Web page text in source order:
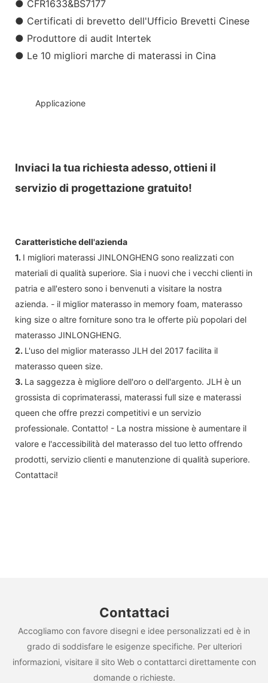
● CFR1633&BS7177
● Certificati di brevetto dell'Ufficio Brevetti Cinese
● Produttore di audit Intertek
● Le 10 migliori marche di materassi in Cina
Applicazione
Inviaci la tua richiesta adesso, ottieni il
servizio di progettazione gratuito!
Caratteristiche dell'azienda
1. I migliori materassi JINLONGHENG sono realizzati con
materiali di qualità superiore. Sia i nuovi che i vecchi clienti in
patria e all'estero sono i benvenuti a visitare la nostra
azienda. - il miglior materasso in memory foam, materasso
king size o altre forniture sono tra le offerte più popolari del
materasso JINLONGHENG.
2. L'uso del miglior materasso JLH del 2017 facilita il
materasso queen size.
3. La saggezza è migliore dell'oro o dell'argento. JLH è un
grossista di coprimaterassi, materassi full size e materassi
queen che offre prezzi competitivi e un servizio
professionale. Contatto! - La nostra missione è aumentare il
valore e l'accessibilità del materasso del tuo letto offrendo
prodotti, servizio clienti e manutenzione di qualità superiore.
Contattaci!
Contattaci
Accogliamo con favore disegni e idee personalizzati ed è in
grado di soddisfare le esigenze specifiche. Per ulteriori
informazioni, visitare il sito Web o contattarci direttamente con
domande o richieste.